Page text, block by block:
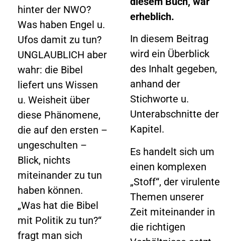
hinter der NWO?
Was haben Engel u.
Ufos damit zu tun?
UNGLAUBLICH aber
wahr: die Bibel
liefert uns Wissen
u. Weisheit über
diese Phänomene,
die auf den ersten –
ungeschulten –
Blick, nichts
miteinander zu tun
haben können.
„Was hat die Bibel
mit Politik zu tun?“
fragt man sich
erheblich.
In diesem Beitrag
wird ein Überblick
des Inhalt gegeben,
anhand der
Stichworte u.
Unterabschnitte der
Kapitel.
Es handelt sich um
einen komplexen
„Stoff“, der virulente
Themen unserer
Zeit miteinander in
die richtigen